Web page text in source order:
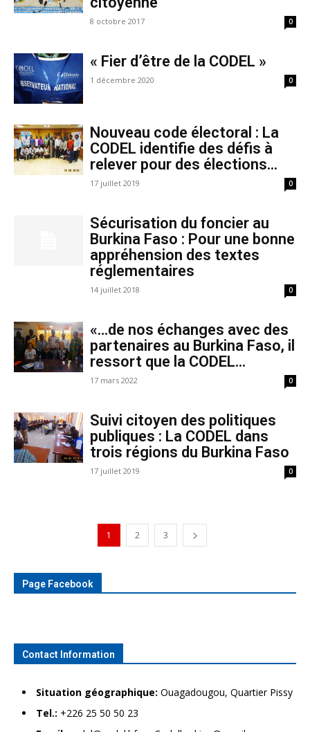
8 octobre 2017 0
« Fier d’être de la CODEL »
1 décembre 2020 0
Nouveau code électoral : La
CODEL identifie des défis à
relever pour des élections...
17 juillet 2019 0
Sécurisation du foncier au
Burkina Faso : Pour une bonne
appréhension des textes
réglementaires
14 juillet 2018 0
«…de nos échanges avec des
partenaires au Burkina Faso, il
ressort que la CODEL...
17 mars 2022 0
Suivi citoyen des politiques
publiques : La CODEL dans
trois régions du Burkina Faso
17 juillet 2019 0
1 2 3
Page Facebook
Contact Information
Situation géographique: Ouagadougou, Quartier Pissy
Tel.: +226 25 50 50 23